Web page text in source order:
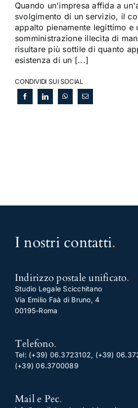
Quando un'impresa affida a
svolgimento di un servizio, il
appalto pienamente legittimo e
somministrazione illecita di
risultare più sottile di quanto
esistenza di un [...]
CONDIVIDI SUI SOCIAL
I nostri contatti.
Indirizzo postale unificato.
Studio Legale Scicchitano
Via Emilio Faà di Bruno, 4
00195-Roma
Telefono.
Tel: (+39) 06.3723102, (+39)
(+39) 06.3700089
Mail e Pec.